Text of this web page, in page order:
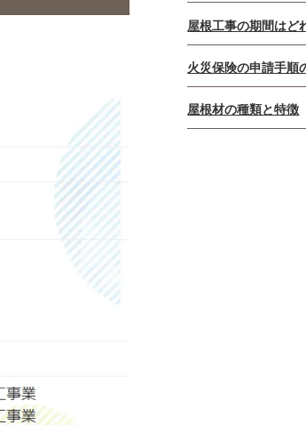
屋根工事の期間はど
火災保険の申請手順
屋根材の種類と特徴